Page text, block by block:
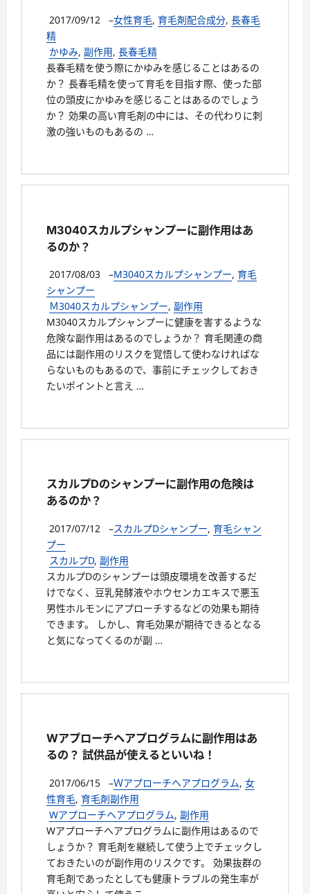
2017/09/12 –女性育毛, 育毛剤配合成分, 長春毛
精
かゆみ, 副作用, 長春毛精
長春毛精を使う際にかゆみを感じることはあるの
か？ 長春毛精を使って育毛を目指す際、使った部
位の頭皮にかゆみを感じることはあるのでしょう
か？ 効果の高い育毛剤の中には、その代わりに刺
激の強いものもあるの …
M3040スカルプシャンプーに副作用はあ
るのか？
2017/08/03 –M3040スカルプシャンプー, 育毛
シャンプー
Ｍ3040スカルプシャンプー, 副作用
M3040スカルプシャンプーに健康を害するような
危険な副作用はあるのでしょうか？ 育毛関連の商
品には副作用のリスクを覚悟して使わなければな
らないものもあるので、事前にチェックしておき
たいポイントと言え …
スカルプDのシャンプーに副作用の危険は
あるのか？
2017/07/12 –スカルプDシャンプー, 育毛シャン
プー
スカルプD, 副作用
スカルプDのシャンプーは頭皮環境を改善するだ
けでなく、豆乳発酵液やホウセンカエキスで悪玉
男性ホルモンにアプローチするなどの効果も期待
できます。 しかし、育毛効果が期待できるとなる
と気になってくるのが副 …
Wアプローチヘアプログラムに副作用はあ
るの？ 試供品が使えるといいね！
2017/06/15 –Ｗアプローチヘアプログラム, 女
性育毛, 育毛剤副作用
Wアプローチヘアプログラム, 副作用
Wアプローチヘアプログラムに副作用はあるので
しょうか？ 育毛剤を継続して使う上でチェックし
ておきたいのが副作用のリスクです。 効果抜群の
育毛剤であったとしても健康トラブルの発生率が